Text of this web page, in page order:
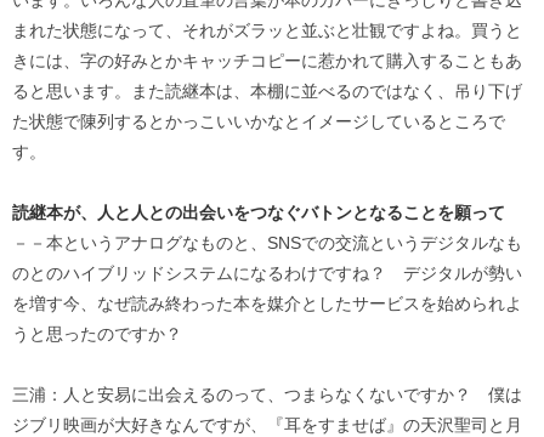
まれた状態になって、それがズラッと並ぶと壮観ですよね。買うと
きには、字の好みとかキャッチコピーに惹かれて購入することもあ
ると思います。また読継本は、本棚に並べるのではなく、吊り下げ
た状態で陳列するとかっこいいかなとイメージしているところで
す。
読継本が、人と人との出会いをつなぐバトンとなることを願って
－－本というアナログなものと、SNSでの交流というデジタルなも
のとのハイブリッドシステムになるわけですね？ デジタルが勢い
を増す今、なぜ読み終わった本を媒介としたサービスを始められよ
うと思ったのですか？
三浦：人と安易に出会えるのって、つまらなくないですか？ 僕は
ジブリ映画が大好きなんですが、『耳をすませば』の天沢聖司と月